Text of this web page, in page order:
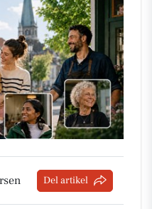
Del artikel